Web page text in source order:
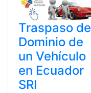
Traspaso de
Dominio de
un Vehículo
en Ecuador
SRI